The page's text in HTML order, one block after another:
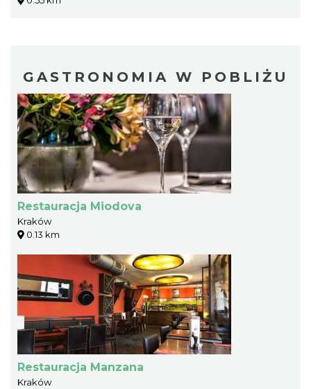
GASTRONOMIA W POBLIŻU
Restauracja Miodova
Kraków
0.13 km
Restauracja Manzana
Kraków